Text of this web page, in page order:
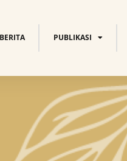
BERITA PUBLIKASI